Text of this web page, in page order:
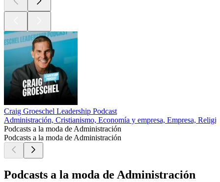
Craig Groeschel Leadership Podcast
Administración, Cristianismo, Economía y empresa, Empresa,
Podcasts a la moda de Administración
Podcasts a la moda de Administración
Podcasts a la moda de Administración